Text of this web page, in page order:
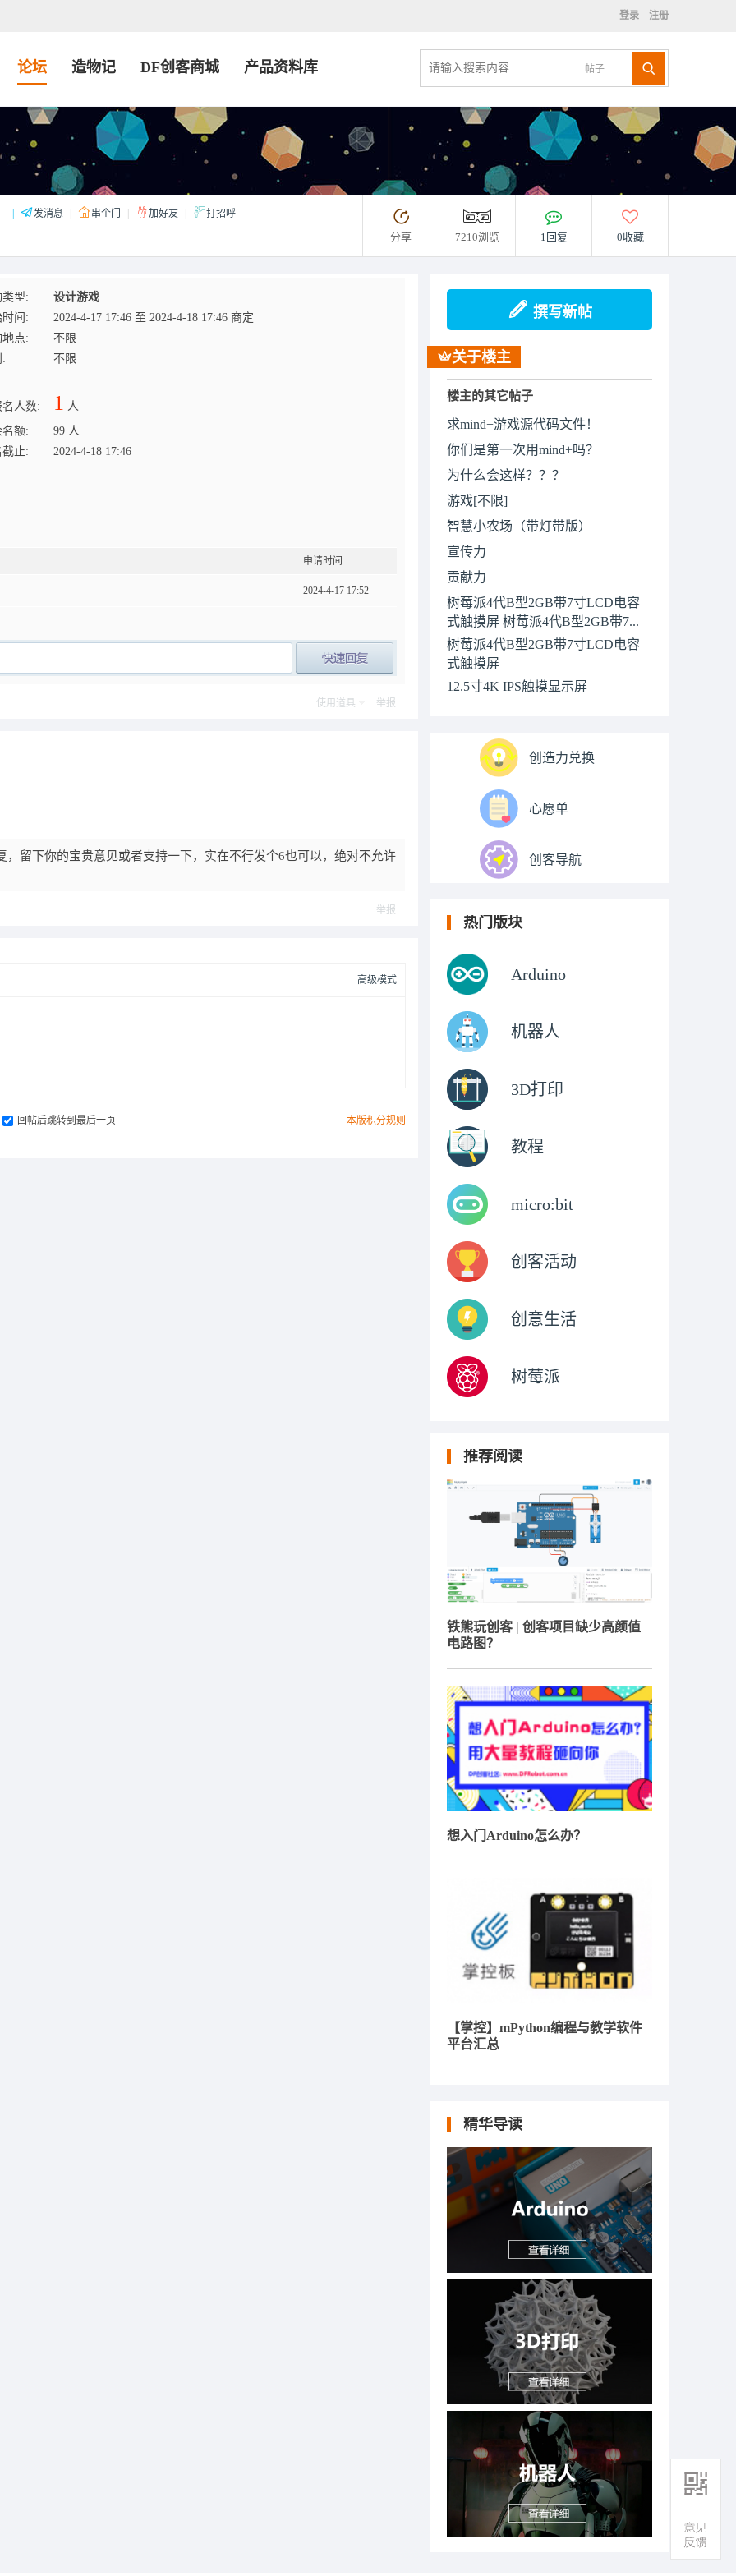
登录 注册
帖子
论坛 造物记 DF创客商城 产品资料库
发消息 串个门 加好友 打招呼
分享 7210浏览 1回复 0收藏
型:
设计游戏
间:
2024-4-17 17:46 至 2024-4-18 17:46 商定
点:
不限
:
不限
名人数: 1 人
额:
99 人
止:
2024-4-18 17:46
申请时间
2024-4-17 17:52
使用道具 举报
留下你的宝贵意见或者支持一下，实在不行发个6也可以，绝对不允许
举报
高级模式
本版积分规则
回帖后跳转到最后一页
撰写新帖
关于楼主
楼主的其它帖子
求mind+游戏源代码文件！
你们是第一次用mind+吗？
为什么会这样？？？
游戏[不限]
智慧小农场（带灯带版）
宣传力
贡献力
树莓派4代B型2GB带7寸LCD电容
式触摸屏 树莓派4代B型2GB带7...
树莓派4代B型2GB带7寸LCD电容
式触摸屏
12.5寸4K IPS触摸显示屏
创造力兑换
心愿单
创客导航
热门版块
Arduino
机器人
3D打印
教程
micro:bit
创客活动
创意生活
树莓派
推荐阅读
铁熊玩创客 | 创客项目缺少高颜值
电路图？
想入门Arduino怎么办？
【掌控】mPython编程与教学软件
平台汇总
精华导读